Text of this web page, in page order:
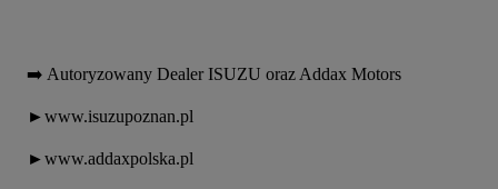
➡️ Autoryzowany Dealer ISUZU oraz Addax Motors
►www.isuzupoznan.pl
►www.addaxpolska.pl